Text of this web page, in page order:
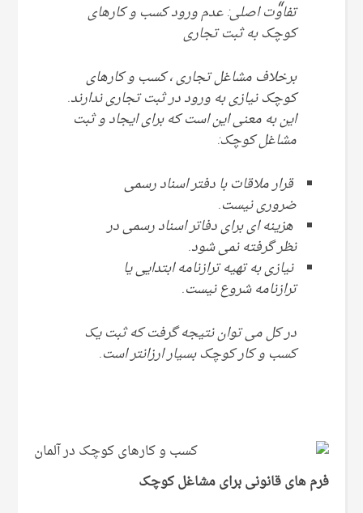
تفاوت اصلی: عدم ورود کسب و کارهای
کوچک به ثبت تجاری
برخلاف مشاغل تجاری ، کسب و کارهای
کوچک نیازی به ورود در ثبت تجاری ندارند.
این به معنی این است که برای ایجاد و ثبت
مشاغل کوچک:
قرار ملاقات با دفتر اسناد رسمی
ضروری نیست.
هزینه ای برای دفاتر اسناد رسمی در
نظر گرفته نمی شود.
نیازی به تهیه ترازنامه ابتدایی یا
ترازنامه شروع نیست.
در کل می توان نتیجه گرفت که ثبت یک
کسب و کار کوچک بسیار ارزانتر است.
فرم های قانونی برای مشاغل کوچک